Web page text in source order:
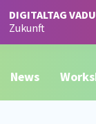
DIGITALTAG
Zukunft
News